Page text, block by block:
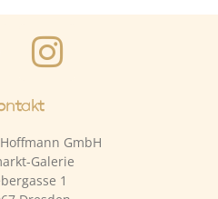
GmbH
Galerie
1